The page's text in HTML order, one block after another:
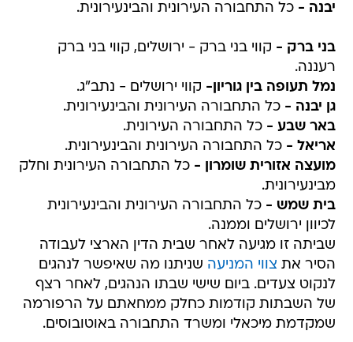
יבנה - כל התחבורה העירונית והבינעירונית.
בני ברק - קווי בני ברק - ירושלים, קווי בני ברק
רעננה.
נמל תעופה בין גוריון- קווי ירושלים - נתב"ג.
גן יבנה - כל התחבורה העירונית והבינעירונית.
באר שבע - כל התחבורה העירונית.
אריאל - כל התחבורה העירונית והבינעירונית.
מועצה אזורית שומרון - כל התחבורה העירונית וחלק
מבינעירונית.
בית שמש - כל התחבורה העירונית והבינעירונית
לכיוון ירושלים וממנה.
שביתה זו מגיעה לאחר שבית הדין הארצי לעבודה
הסיר את צווי המניעה שניתנו מה שאיפשר לנהגים
לנקוט צעדים. ביום שישי שבתו הנהגים, לאחר רצף
של השבתות קודמות כחלק ממחאתם על הרפורמה
שמקדמת מיכאלי ומשרד התחבורה באוטובוסים.